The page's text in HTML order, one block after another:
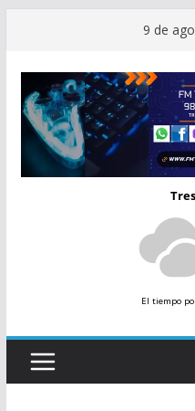
contenido
9 de
El tiempo